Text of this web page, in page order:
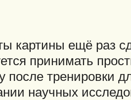
картины ещё раз
принимать
после тренировки
научных